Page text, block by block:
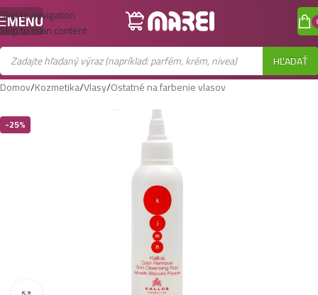
Skip to navigation
Skip to main content
MENU
HĽADAŤ
Domov/Kozmetika/Vlasy/Ostatné na farbenie vlasov
-25%